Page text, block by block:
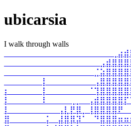
ubicarsia
I walk through walls